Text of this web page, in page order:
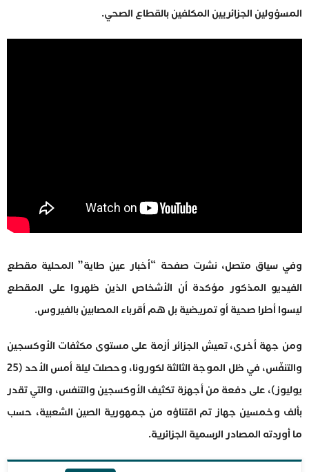
المسؤولين الجزائريين المكلفين بالقطاع الصحي.
وفي سياق متصل، نشرت صفحة “أخبار عين طاية” المحلية مقطع
الفيديو المذكور مؤكدة أن الأشخاص الذين ظهروا على المقطع
ليسوا أطرا صحية أو تمريضية بل هم أقرباء المصابين بالفيروس.
ومن جهة أخرى، تعيش الجزائر أزمة على مستوى مكثفات الأوكسجين
والتنفّس، في ظل الموجة الثالثة لكورونا، وحصلت ليلة أمس الأحد (25
يوليوز)، على دفعة من أجهزة تكثيف الأوكسجين والتنفس، والتي تقدر
بألف وخمسين جهاز تم اقتناؤه من جمهورية الصين الشعبية، حسب
ما أوردته المصادر الرسمية الجزائرية.